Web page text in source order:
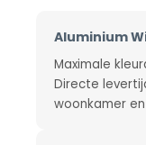
Aluminium
Maximale
Directe
woonkamer